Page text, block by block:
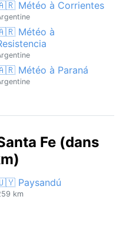
Météo à Corrientes
Météo à
Météo à Paraná
Fe (dans
Paysandú
km